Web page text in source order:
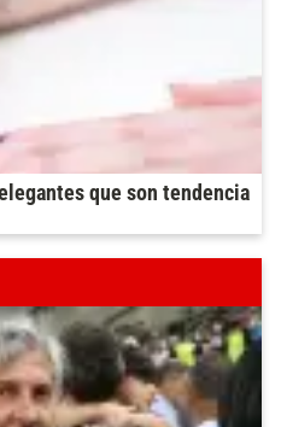
que son tendencia